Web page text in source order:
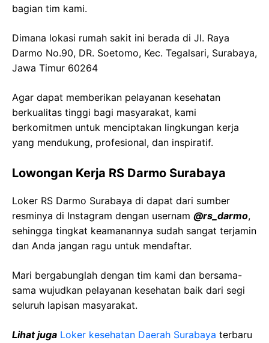
bagian tim kami.
Dimana lokasi rumah sakit ini berada di Jl. Raya
Darmo No.90, DR. Soetomo, Kec. Tegalsari, Surabaya,
Jawa Timur 60264
Agar dapat memberikan pelayanan kesehatan
berkualitas tinggi bagi masyarakat, kami
berkomitmen untuk menciptakan lingkungan kerja
yang mendukung, profesional, dan inspiratif.
Lowongan Kerja RS Darmo Surabaya
Loker RS Darmo Surabaya di dapat dari sumber
resminya di Instagram dengan usernam @rs_darmo,
sehingga tingkat keamanannya sudah sangat terjamin
dan Anda jangan ragu untuk mendaftar.
Mari bergabunglah dengan tim kami dan bersama-
sama wujudkan pelayanan kesehatan baik dari segi
seluruh lapisan masyarakat.
Lihat juga Loker kesehatan Daerah Surabaya terbaru